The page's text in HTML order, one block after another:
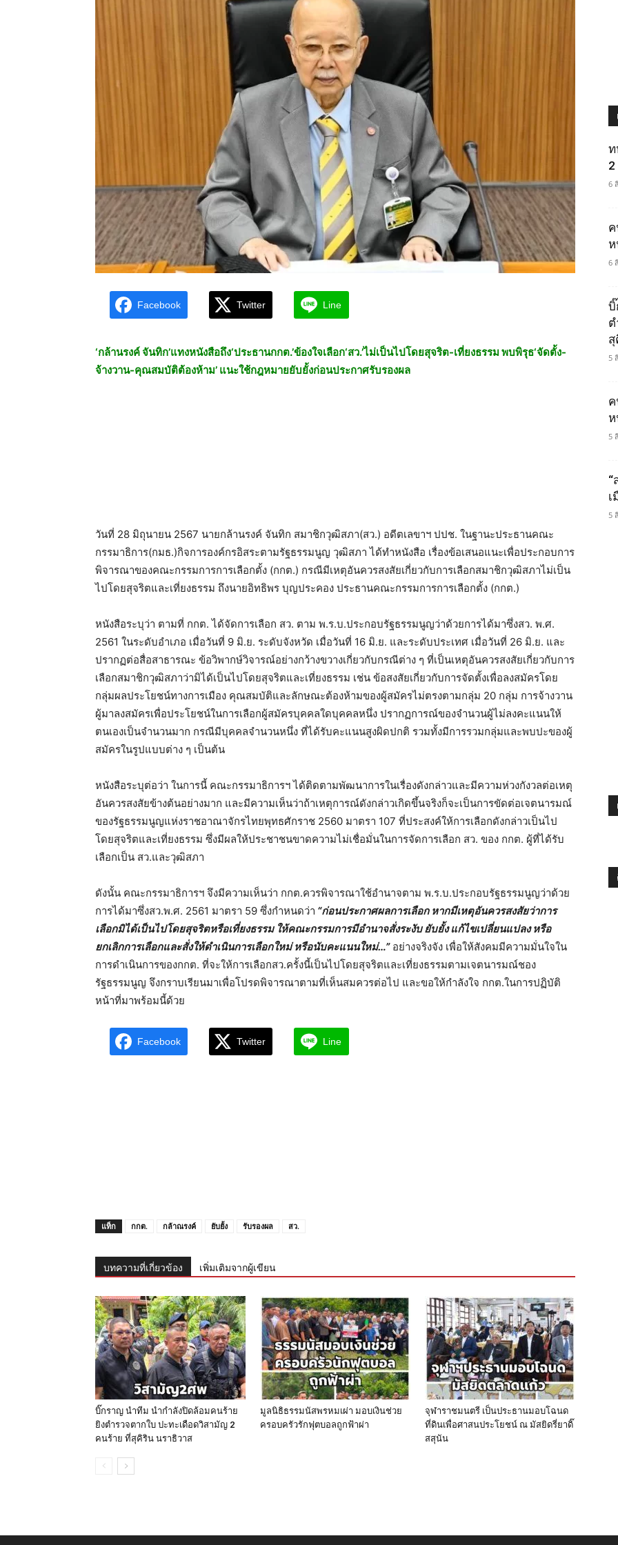
Facebook Twitter Line
‘กล้านรงค์ จันทิก’แทงหนังสือถึง‘ประธานกกต.’ข้องใจเลือก‘สว.’ไม่เป็นไปโดยสุจริต-เที่ยงธรรม พบพิรุธ‘จัดตั้ง-
จ้างวาน-คุณสมบัติต้องห้าม’ แนะใช้กฎหมายยับยั้งก่อนประกาศรับรองผล
วันที่ 28 มิถุนายน 2567 นายกล้านรงค์ จันทิก สมาชิกวุฒิสภา(สว.) อดีตเลขาฯ ปปช. ในฐานะประธานคณะ
กรรมาธิการ(กมธ.)กิจการองค์กรอิสระตามรัฐธรรมนูญ วุฒิสภา ได้ทำหนังสือ เรื่องข้อเสนอแนะเพื่อประกอบการ
พิจารณาของคณะกรรมการการเลือกตั้ง (กกต.) กรณีมีเหตุอันควรสงสัยเกี่ยวกับการเลือกสมาชิกวุฒิสภาไม่เป็น
ไปโดยสุจริตและเที่ยงธรรม ถึงนายอิทธิพร บุญประคอง ประธานคณะกรรมการการเลือกตั้ง (กกต.)
หนังสือระบุว่า ตามที่ กกต. ได้จัดการเลือก สว. ตาม พ.ร.บ.ประกอบรัฐธรรมนูญว่าด้วยการได้มาซึ่งสว. พ.ศ.
2561 ในระดับอำเภอ เมื่อวันที่ 9 มิ.ย. ระดับจังหวัด เมื่อวันที่ 16 มิ.ย. และระดับประเทศ เมื่อวันที่ 26 มิ.ย. และ
ปรากฏต่อสื่อสาธารณะ ข้อวิพากษ์วิจารณ์อย่างกว้างขวางเกี่ยวกับกรณีต่าง ๆ ที่เป็นเหตุอันควรสงสัยเกี่ยวกับการ
เลือกสมาชิกวุฒิสภาว่ามิได้เป็นไปโดยสุจริตและเที่ยงธรรม เช่น ข้อสงสัยเกี่ยวกับการจัดตั้งเพื่อลงสมัครโดย
กลุ่มผลประโยชน์ทางการเมือง คุณสมบัติและลักษณะต้องห้ามของผู้สมัครไม่ตรงตามกลุ่ม 20 กลุ่ม การจ้างวาน
ผู้มาลงสมัครเพื่อประโยชน์ในการเลือกผู้สมัครบุคคลใดบุคคลหนึ่ง ปรากฏการณ์ของจำนวนผู้ไม่ลงคะแนนให้
ตนเองเป็นจำนวนมาก กรณีมีบุคคลจำนวนหนึ่ง ที่ได้รับคะแนนสูงผิดปกติ รวมทั้งมีการรวมกลุ่มและพบปะของผู้
สมัครในรูปแบบต่าง ๆ เป็นต้น
หนังสือระบุต่อว่า ในการนี้ คณะกรรมาธิการฯ ได้ติดตามพัฒนาการในเรื่องดังกล่าวและมีความห่วงกังวลต่อเหตุ
อันควรสงสัยข้างต้นอย่างมาก และมีความเห็นว่าถ้าเหตุการณ์ดังกล่าวเกิดขึ้นจริงก็จะเป็นการขัดต่อเจตนารมณ์
ของรัฐธรรมนูญแห่งราชอาณาจักรไทยพุทธศักราช 2560 มาตรา 107 ที่ประสงค์ให้การเลือกดังกล่าวเป็นไป
โดยสุจริตและเที่ยงธรรม ซึ่งมีผลให้ประชาชนขาดความไม่เชื่อมั่นในการจัดการเลือก สว. ของ กกต. ผู้ที่ได้รับ
เลือกเป็น สว.และวุฒิสภา
ดังนั้น คณะกรรมาธิการฯ จึงมีความเห็นว่า กกต.ควรพิจารณาใช้อำนาจตาม พ.ร.บ.ประกอบรัฐธรรมนูญว่าด้วย
การได้มาซึ่งสว.พ.ศ. 2561 มาตรา 59 ซึ่งกำหนดว่า “ก่อนประกาศผลการเลือก หากมีเหตุอันควรสงสัยว่าการ
เลือกมิได้เป็นไปโดยสุจริตหรือเที่ยงธรรม ให้คณะกรรมการมีอำนาจสั่งระงับ ยับยั้ง แก้ไขเปลี่ยนแปลง หรือ
ยกเลิกการเลือกและสั่งให้ดำเนินการเลือกใหม่ หรือนับคะแนนใหม่…” อย่างจริงจัง เพื่อให้สังคมมีความมั่นใจใน
การดำเนินการของกกต. ที่จะให้การเลือกสว.ครั้งนี้เป็นไปโดยสุจริตและเที่ยงธรรมตามเจตนารมณ์ชอง
รัฐธรรมนูญ จึงกราบเรียนมาเพื่อโปรดพิจารณาตามที่เห็นสมควรต่อไป และขอให้กำลังใจ กกต.ในการปฏิบัติ
หน้าที่มาพร้อมนี้ด้วย
Facebook Twitter Line
แท็ก กกต. กล้าณรงค์ ยับยั้ง รับรองผล สว.
บทความที่เกี่ยวข้อง เพิ่มเติมจากผู้เขียน
บิ๊กราญ นำทีม นำกำลังปิดล้อมคนร้าย
ยิงตำรวจตากใบ ปะทะเดือดวิสามัญ 2
คนร้าย ที่สุคิริน นราธิวาส
มูลนิธิธรรมนัสพรหมเผ่า มอบเงินช่วย
ครอบครัวรักฟุตบอลถูกฟ้าผ่า
จุฬาราชมนตรี เป็นประธานมอบโฉนด
ที่ดินเพื่อศาสนประโยชน์ ณ มัสยิดรี่ยาดิ๊
สสุนัน
ท
6
ห
6
บิ๊
5
ห
5
5